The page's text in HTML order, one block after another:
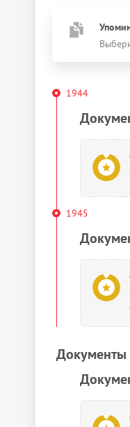
1944
1945
Документы